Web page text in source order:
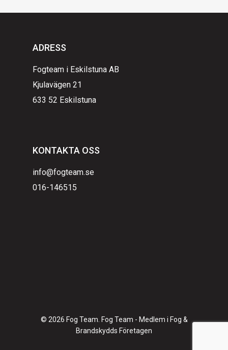
ADRESS
Fogteam i Eskilstuna AB
Kjulavägen 21
633 52 Eskilstuna
KONTAKTA OSS
info@fogteam.se
016-146515
© 2026 Fog Team. Fog Team - Medlem i Fog &
Brandskydds Företagen